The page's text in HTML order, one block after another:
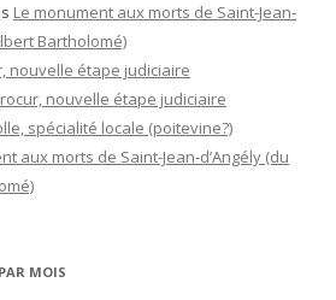
Le monument aux morts de Saint-Jean-
Bartholomé)
nouvelle étape judiciaire
nouvelle étape judiciaire
spécialité locale (poitevine?)
aux morts de Saint-Jean-d’Angély (du
MOIS